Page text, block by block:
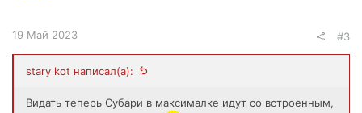
19 Май 2023 #3
stary kot написал(а):
Видать теперь Субари в максималке идут со встроенным,